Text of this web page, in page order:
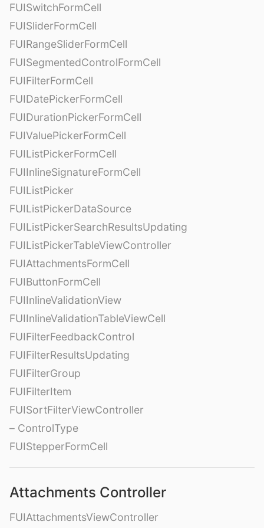
FUISwitchFormCell
FUISliderFormCell
FUIRangeSliderFormCell
FUISegmentedControlFormCell
FUIFilterFormCell
FUIDatePickerFormCell
FUIDurationPickerFormCell
FUIValuePickerFormCell
FUIListPickerFormCell
FUIInlineSignatureFormCell
FUIListPicker
FUIListPickerDataSource
FUIListPickerSearchResultsUpdating
FUIListPickerTableViewController
FUIAttachmentsFormCell
FUIButtonFormCell
FUIInlineValidationView
FUIInlineValidationTableViewCell
FUIFilterFeedbackControl
FUIFilterResultsUpdating
FUIFilterGroup
FUIFilterItem
FUISortFilterViewController
– ControlType
FUIStepperFormCell
Attachments Controller
FUIAttachmentsViewController